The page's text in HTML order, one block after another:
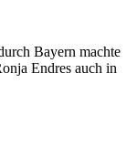
Bayern machte
Endres auch in